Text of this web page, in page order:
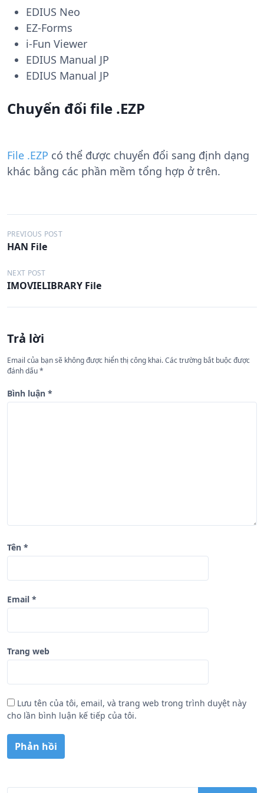
EDIUS Neo
EZ-Forms
i-Fun Viewer
EDIUS Manual JP
EDIUS Manual JP
Chuyển đổi file .EZP
File .EZP có thể được chuyển đổi sang định dạng
khác bằng các phần mềm tổng hợp ở trên.
Đ
i
ề
u
h
ớ
n
g
b
PREVIOUS POST
HAN File
NEXT POST
IMOVIELIBRARY File
Trả lời
Email của bạn sẽ không được hiển thị công khai.Các trường bắt buộc được
đánh dấu*
Bình luận *
Tên *
Email *
Trang web
Lưu tên của tôi, email, và trang web trong trình duyệt này
cho lần bình luận kế tiếp của tôi.